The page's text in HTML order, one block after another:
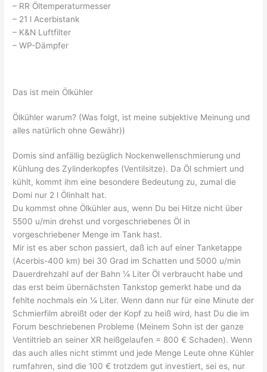
– RR Öltemperaturmesser
– 21 l Acerbistank
– K&N Luftfilter
– WP-Dämpfer
Das ist mein Ölkühler
Ölkühler warum? (Was folgt, ist meine subjektive Meinung und
alles natürlich ohne Gewähr))
Domis sind anfällig bezüglich Nockenwellenschmierung und
Kühlung des Zylinderkopfes (Ventilsitze). Da Öl schmiert und
kühlt, kommt ihm eine besondere Bedeutung zu, zumal die
Domi nur 2 l Ölinhalt hat.
Du kommst ohne Ölkühler aus, wenn Du bei Hitze nicht über
5500 u/min drehst und vorgeschriebenes Öl in
vorgeschriebener Menge im Tank hast.
Mir ist es aber schon passiert, daß ich auf einer Tanketappe
(Acerbis-400 km) bei 30 Grad im Schatten und 5000 u/min
Dauerdrehzahl auf der Bahn ¼ Liter Öl verbraucht habe und
das erst beim übernächsten Tankstop gemerkt habe und da
fehlte nochmals ein ¼ Liter. Wenn dann nur für eine Minute der
Schmierfilm abreißt oder der Kopf zu heiß wird, hast Du die im
Forum beschriebenen Probleme (Meinem Sohn ist der ganze
Ventiltrieb an seiner XR heißgelaufen = 800 € Schaden). Wenn
das auch alles nicht stimmt und jede Menge Leute ohne Kühler
rumfahren, sind die 100 € trotzdem gut investiert, sei es, nur